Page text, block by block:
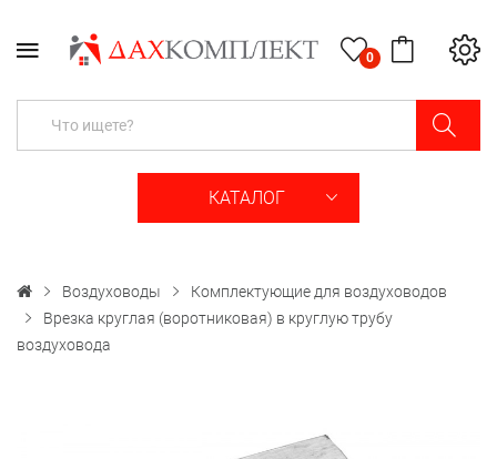
0
КАТАЛОГ
Воздуховоды
Комплектующие для воздуховодов
Врезка круглая (воротниковая) в круглую трубу
воздуховода